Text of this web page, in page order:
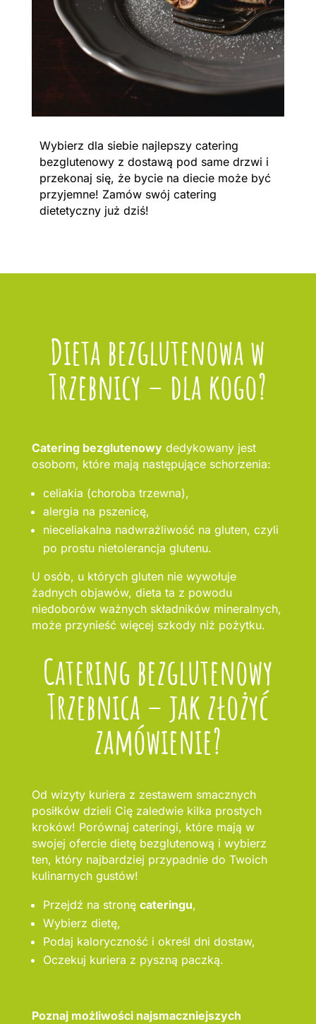
Wybierz dla siebie najlepszy catering
bezglutenowy z dostawą pod same drzwi i
przekonaj się, że bycie na diecie może być
przyjemne! Zamów swój catering
dietetyczny już dziś!
Dieta bezglutenowa w
Trzebnicy – dla kogo?
Catering bezglutenowydedykowany jest
osobom, które mają następujące schorzenia:
celiakia (choroba trzewna),
alergia na pszenicę,
nieceliakalna nadwrażliwość na gluten, czyli
po prostu nietolerancja glutenu.
U osób, u których gluten nie wywołuje
żadnych objawów, dieta ta z powodu
niedoborów ważnych składników mineralnych,
może przynieść więcej szkody niż pożytku.
Catering bezglutenowy
Trzebnica – jak złożyć
zamówienie?
Od wizyty kuriera z zestawem smacznych
posiłków dzieli Cię zaledwie kilka prostych
kroków! Porównaj cateringi, które mają w
swojej ofercie dietę bezglutenową i wybierz
ten, który najbardziej przypadnie do Twoich
kulinarnych gustów!
Przejdź na stronę cateringu,
Wybierz dietę,
Podaj kaloryczność i określ dni dostaw,
Oczekuj kuriera z pyszną paczką.
Poznaj możliwości najsmaczniejszych